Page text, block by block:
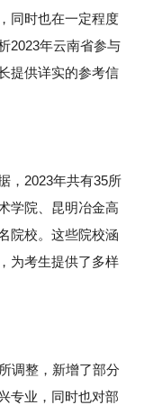
同时也在一定程度
2023年云南省参与
提供详实的参考信
，2023年共有35所
学院、昆明冶金高
院校。这些院校涵
为考生提供了多样
调整，新增了部分
专业，同时也对部